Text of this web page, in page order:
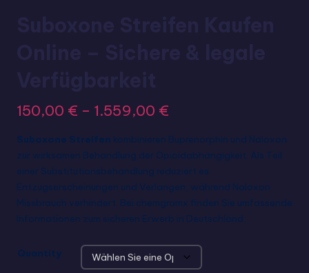
150,00 € – 1.559,00 €
Suboxone Streifen kombinieren Buprenorphin und Naloxon
zur wirksamen Behandlung der Opioidabhängigkeit. Als Teil
einer Substitutionsbehandlung reduziert es
Entzugserscheinungen und Verlangen, während Naloxon
Missbrauch verhindert. Bei chemgramx finden Sie umfassende
Informationen zum sicheren Erwerb in Deutschland.
Quantity